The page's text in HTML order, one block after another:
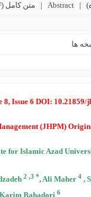
|
Abstract | متن کامل (PDF)
ها
Issue 6 DOI: 10.21859/
(JHPM)
for Islamic Azad
2 ,3 *, Ali Maher 4 ,
Bahadori 6